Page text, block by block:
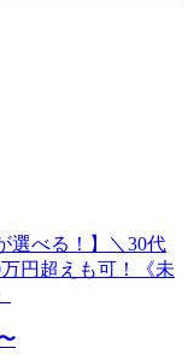
選べる！】＼30代
円超えも可！《未